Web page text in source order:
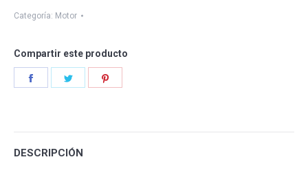
Categoría: Motor
Compartir este producto
DESCRIPCIÓN